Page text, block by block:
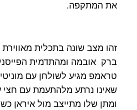
את המתקפה.
זהו מצב שונה בתכלית
ברק אובמה ומהתדמית
טראמפ מגיע לשולחן עם
שאינו נרתע מלהתעמת עם חצי
ומתן שלו מתייצב מול איראן